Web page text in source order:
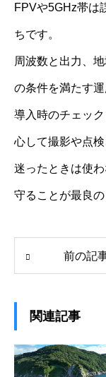
FPVや5GHz帯は
ちです。
周波数と出力、
の条件を満たす運
導入時のチェッ
心して撮影や点
迷ったときは使
守ることが最良
前の記
関連記事